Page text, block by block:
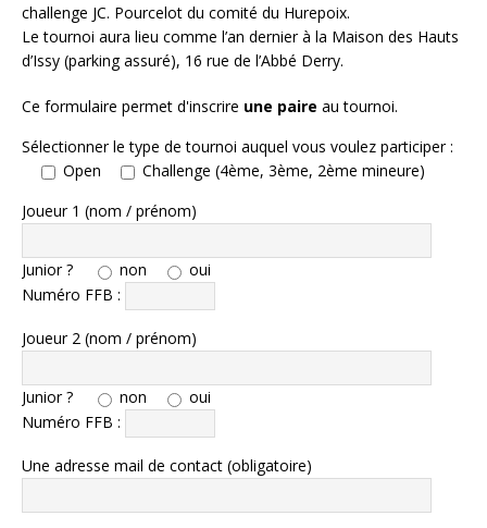
challenge JC. Pourcelot du comité du Hurepoix.
Le tournoi aura lieu comme l’an dernier à la Maison des Hauts
d’Issy (parking assuré), 16 rue de l’Abbé Derry.
Ce formulaire permet d'inscrire une paire au tournoi.
Sélectionner le type de tournoi auquel vous voulez participer :
Open
Challenge (4ème, 3ème, 2ème mineure)
Joueur 1 (nom / prénom)
Junior ? non
oui
Numéro FFB :
Joueur 2 (nom / prénom)
Junior ? non
oui
Numéro FFB :
Une adresse mail de contact (obligatoire)